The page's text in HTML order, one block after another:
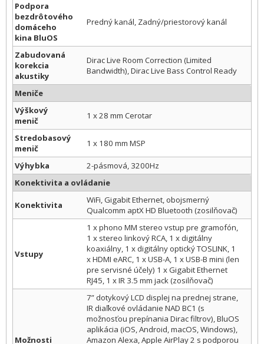
Podpora
bezdrôtového
domáceho
kina BluOS
Predný kanál, Zadný/priestorový kanál
Zabudovaná
korekcia
akustiky
Dirac Live Room Correction (Limited
Bandwidth), Dirac Live Bass Control Ready
Meniče
Výškový
menič
1 x 28 mm Cerotar
Stredobasový
menič
1 x 180 mm MSP
Výhybka
2-pásmová, 3200Hz
Konektivita a ovládanie
Konektivita
WiFi, Gigabit Ethernet, obojsmerný
Qualcomm aptX HD Bluetooth (zosilňovač)
Vstupy
1 x phono MM stereo vstup pre gramofón,
1 x stereo linkový RCA, 1 x digitálny
koaxiálny, 1 x digitálny optický TOSLINK, 1
x HDMI eARC, 1 x USB-A, 1 x USB-B mini (len
pre servisné účely) 1 x Gigabit Ethernet
RJ45, 1 x IR 3.5 mm jack (zosilňovač)
Možnosti
7” dotykový LCD displej na prednej strane,
IR diaľkové ovládanie NAD BC1 (s
možnosťou prepínania Dirac filtrov), BluOS
aplikácia (iOS, Android, macOS, Windows),
Amazon Alexa, Apple AirPlay 2 s podporou